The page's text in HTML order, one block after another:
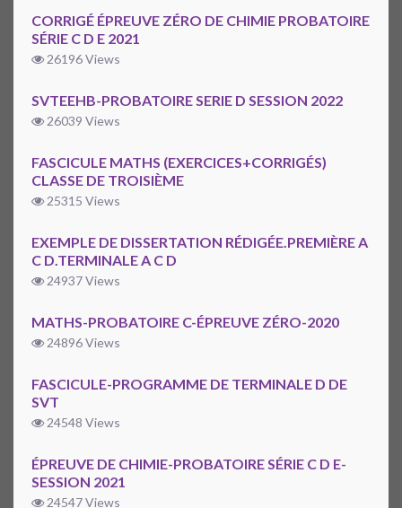
CORRIGÉ ÉPREUVE ZÉRO DE CHIMIE PROBATOIRE
SÉRIE C D E 2021
26196 Views
SVTEEHB-PROBATOIRE SERIE D SESSION 2022
26039 Views
FASCICULE MATHS (EXERCICES+CORRIGÉS)
CLASSE DE TROISIÈME
25315 Views
EXEMPLE DE DISSERTATION RÉDIGÉE.PREMIÈRE A
C D.TERMINALE A C D
24937 Views
MATHS-PROBATOIRE C-ÉPREUVE ZÉRO-2020
24896 Views
FASCICULE-PROGRAMME DE TERMINALE D DE
SVT
24548 Views
ÉPREUVE DE CHIMIE-PROBATOIRE SÉRIE C D E-
SESSION 2021
24547 Views